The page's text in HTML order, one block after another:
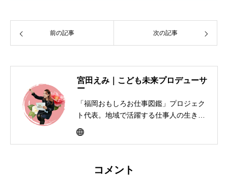
前の記事 次の記事
宮田えみ｜こども未来プロデューサ
ー
「福岡おもしろお仕事図鑑」プロジェク
ト代表。地域で活躍する仕事人の生き方
を子どもたちに届けるキャリア教育活動
を展開。書籍制作、寄贈、交流イベント
コメント